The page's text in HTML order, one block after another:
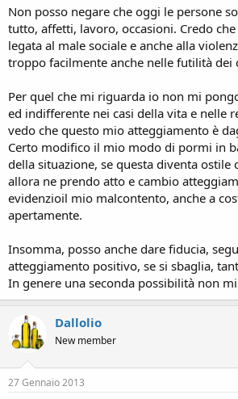
Non posso negare che oggi le persone
tutto, affetti, lavoro, occasioni. Credo
legata al male sociale e anche alla
troppo facilmente anche nelle futilità dei
Per quel che mi riguarda io non mi
ed indifferente nei casi della vita e nelle
vedo che questo mio atteggiamento è
Certo modifico il mio modo di pormi in
della situazione, se questa diventa ostile
allora ne prendo atto e cambio
evidenzioil mio malcontento, anche a
apertamente.
Insomma, posso anche dare fiducia,
atteggiamento positivo, se si sbaglia,
In genere una seconda possibilità non
Dallolio
New member
27 Gennaio 2013